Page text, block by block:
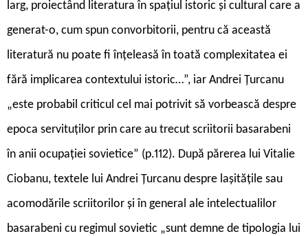
larg, proiectând literatura în spațiul istoric și cultural care a
generat-o, cum spun convorbitorii, pentru că această
literatură nu poate fi înțeleasă în toată complexitatea ei
fără implicarea contextului istoric…”, iar Andrei Țurcanu
„este probabil criticul cel mai potrivit să vorbească despre
epoca servituților prin care au trecut scriitorii basarabeni
în anii ocupației sovietice” (p.112). După părerea lui Vitalie
Ciobanu, textele lui Andrei Țurcanu despre lașitățile sau
acomodările scriitorilor și în general ale intelectualilor
basarabeni cu regimul sovietic „sunt demne de tipologia lui